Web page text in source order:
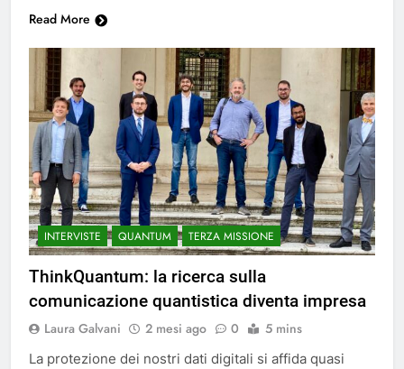
Read More
INTERVISTE QUANTUM TERZA MISSIONE
ThinkQuantum: la ricerca sulla
comunicazione quantistica diventa impresa
Laura Galvani 2 mesi ago 0 5 mins
La protezione dei nostri dati digitali si affida quasi